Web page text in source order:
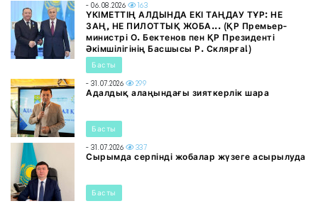
- 06.08.2026 163
ҮКІМЕТТІҢ АЛДЫНДА ЕКІ ТАҢДАУ ТҰР: НЕ
ЗАҢ, НЕ ПИЛОТТЫҚ ЖОБА... (ҚР Премьер-
министрі О. Бектенов пен ҚР Президенті
Әкімшілігінің Басшысы Р. Склярға!)
Басты
- 31.07.2026 299
Адалдық алаңындағы зияткерлік шара
Басты
- 31.07.2026 337
Сырымда серпінді жобалар жүзеге асырылуда
Басты